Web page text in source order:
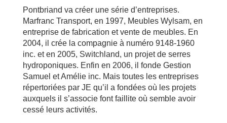
Pontbriand va créer une série d’entreprises.
Marfranc Transport, en 1997, Meubles Wylsam, en
entreprise de fabrication et vente de meubles. En
2004, il crée la compagnie à numéro 9148-1960
inc. et en 2005, Switchland, un projet de serres
hydroponiques. Enfin en 2006, il fonde Gestion
Samuel et Amélie inc. Mais toutes les entreprises
répertoriées par JE qu’il a fondées où les projets
auxquels il s’associe font faillite où semble avoir
cessé leurs activités.